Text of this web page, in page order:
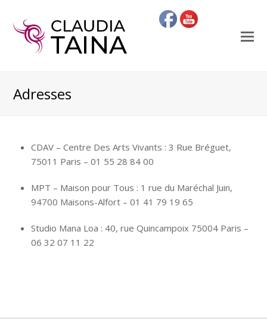
Adresses
CDAV – Centre Des Arts Vivants : 3 Rue Bréguet,
75011 Paris – 01 55 28 84 00
MPT – Maison pour Tous : 1 rue du Maréchal Juin,
94700 Maisons-Alfort – 01 41 79 19 65
Studio Mana Loa : 40, rue Quincampoix 75004 Paris –
06 32 07 11 22